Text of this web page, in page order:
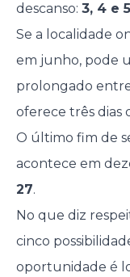
descanso: 3, 4 e
Se a localidade
em junho, pode
prolongado
oferece três dias
O último fim de
acontece em
27.
No que diz
cinco
oportunidade é